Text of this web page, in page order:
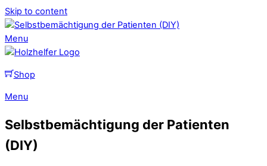
Skip to content
Menu
Shop
Menu
Selbstbemächtigung der Patienten
(DIY)